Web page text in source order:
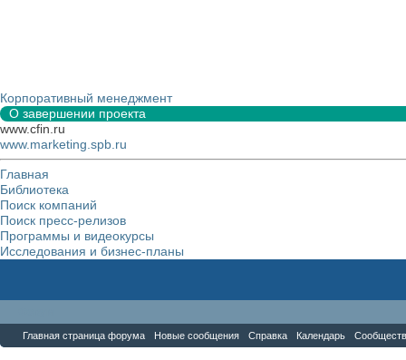
Корпоративный менеджмент
О завершении проекта
www.cfin.ru
www.marketing.spb.ru
Главная
Библиотека
Поиск компаний
Поиск пресс-релизов
Программы и видеокурсы
Исследования и бизнес-планы
Главная страница форума Новые сообщения Справка Календарь